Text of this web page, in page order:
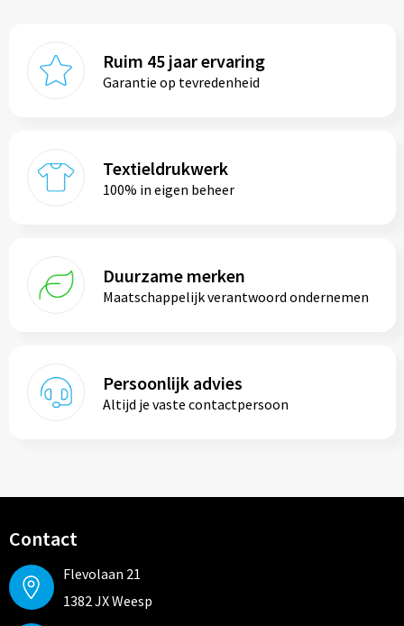
Ruim 45 jaar ervaring
Garantie op tevredenheid
Textieldrukwerk
100% in eigen beheer
Duurzame merken
Maatschappelijk verantwoord ondernemen
Persoonlijk advies
Altijd je vaste contactpersoon
Contact
Flevolaan 21
1382 JX Weesp